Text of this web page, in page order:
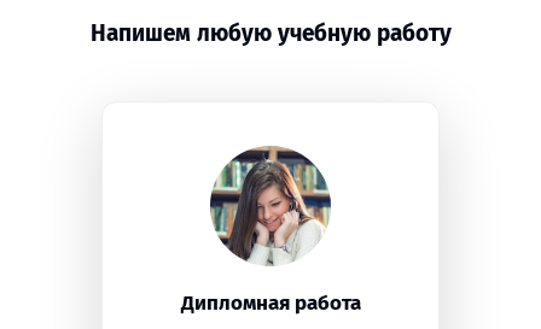
Напишем любую учебную работу
Дипломная работа